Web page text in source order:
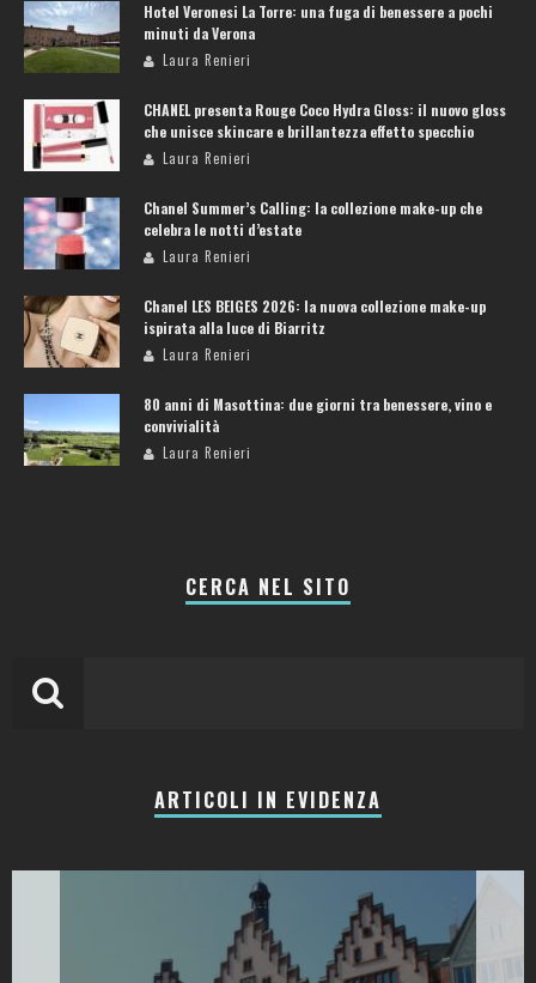
Hotel Veronesi La Torre: una fuga di benessere a pochi
minuti da Verona
Laura Renieri
CHANEL presenta Rouge Coco Hydra Gloss: il nuovo gloss
che unisce skincare e brillantezza effetto specchio
Laura Renieri
Chanel Summer’s Calling: la collezione make-up che
celebra le notti d’estate
Laura Renieri
Chanel LES BEIGES 2026: la nuova collezione make-up
ispirata alla luce di Biarritz
Laura Renieri
80 anni di Masottina: due giorni tra benessere, vino e
convivialità
Laura Renieri
CERCA NEL SITO
ARTICOLI IN EVIDENZA